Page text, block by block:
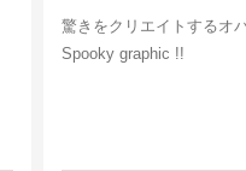
驚きをクリエイトするオ
Spooky graphic !!